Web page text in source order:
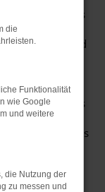
in Cottbus
Fahrzeug
Wendigkeit und
auf den
ist der
Autobahn oder
erhalten Sie als
Wir bieten
als auch als
möchte,
oder einen
die
Funktionalität
wie Google
und weitere
die Nutzung der
zu messen und